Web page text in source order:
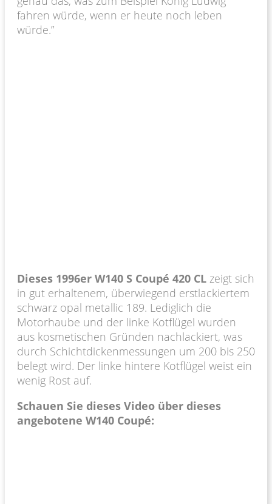
fahren würde, wenn er heute noch leben
würde.”
Dieses 1996er W140 S Coupé 420 CL zeigt sich
in gut erhaltenem, überwiegend erstlackiertem
schwarz opal metallic 189. Lediglich die
Motorhaube und der linke Kotflügel wurden
aus kosmetischen Gründen nachlackiert, was
durch Schichtdickenmessungen um 200 bis 250
belegt wird. Der linke hintere Kotflügel weist ein
wenig Rost auf.
Schauen Sie dieses Video über dieses
angebotene W140 Coupé: